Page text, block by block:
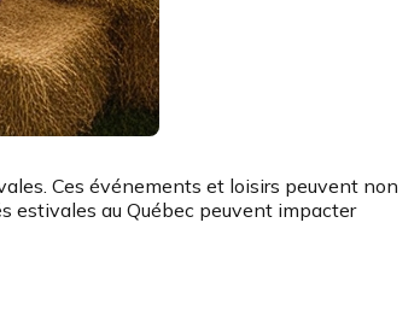
Ces événements et loisirs peuvent non
estivales au Québec peuvent impacter